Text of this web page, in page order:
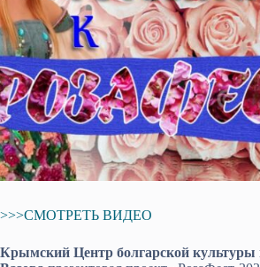
>>>СМОТРЕТЬ ВИДЕО
Крымский Центр болгарской культуры